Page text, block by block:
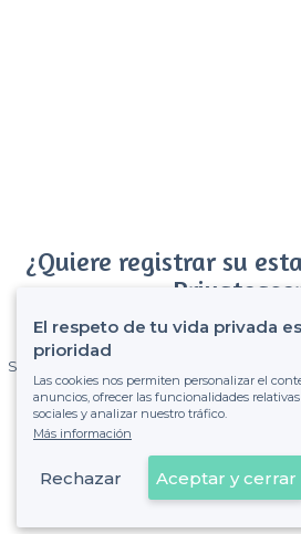
¿Quiere registrar su
Gane muchos clientes entre el millón
Sin comisiones y sin compromiso,
de ver la
Registrar mi
Ya es cliente
El respeto de tu vida privada
prioridad
Las cookies nos permiten personalizar el
anuncios, ofrecer las funcionalidades relativas
sociales y analizar nuestro tráfico.
Más información
Rechazar Aceptar y cerrar